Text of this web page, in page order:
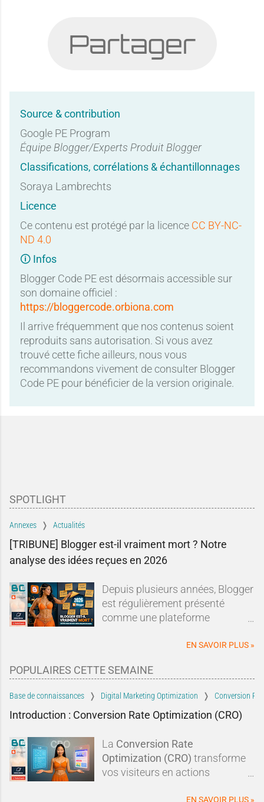
Partager
Source & contribution
Google PE Program
Équipe Blogger/Experts Produit Blogger
Classifications, corrélations & échantillonnages
Soraya Lambrechts
Licence
Ce contenu est protégé par la licence CC BY-NC-
ND 4.0
🛈 Infos
Blogger Code PE est désormais accessible sur
son domaine officiel :
https://bloggercode.orbiona.com
Il arrive fréquemment que nos contenus soient
reproduits sans autorisation. Si vous avez
trouvé cette fiche ailleurs, nous vous
recommandons vivement de consulter Blogger
Code PE pour bénéficier de la version originale.
SPOTLIGHT
Annexes Actualités
[TRIBUNE] Blogger est-il vraiment mort ? Notre
analyse des idées reçues en 2026
Depuis plusieurs années, Blogger
est régulièrement présenté
comme une plateforme
de vie.Sur les forums, les réseaux
de plateformes de blogging, les
sans cesse : Blogger serait un
dinosaure du Web, Google
longtemps et il serait devenu
incapable de rivaliser avec les
solutions modernes.À tel point
EN SAVOIR PLUS »
POPULAIRES CETTE SEMAINE
Base de connaissances Digital Marketing Optimization Conversion
Introduction : Conversion Rate Optimization (CRO)
La Conversion Rate
Optimization (CRO) transforme
vos visiteurs en actions
EN SAVOIR PLUS »